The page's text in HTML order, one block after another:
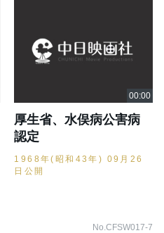
厚生省、水俣病公害病
認定
1968年(昭和43年) 09月26
日公開
No.CFSW017-7